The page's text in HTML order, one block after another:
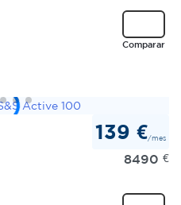
Comparar
139 €/mes
8490 €